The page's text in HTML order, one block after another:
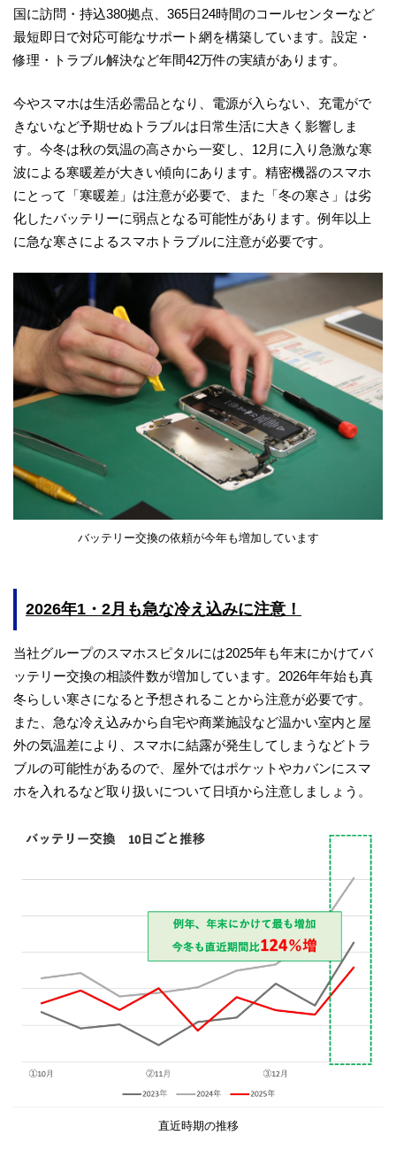
国に訪問・持込380拠点、365日24時間のコールセンターなど
最短即日で対応可能なサポート網を構築しています。設定・
修理・トラブル解決など年間42万件の実績があります。
今やスマホは生活必需品となり、電源が入らない、充電がで
きないなど予期せぬトラブルは日常生活に大きく影響しま
す。今冬は秋の気温の高さから一変し、12月に入り急激な寒
波による寒暖差が大きい傾向にあります。精密機器のスマホ
にとって「寒暖差」は注意が必要で、また「冬の寒さ」は劣
化したバッテリーに弱点となる可能性があります。例年以上
に急な寒さによるスマホトラブルに注意が必要です。
バッテリー交換の依頼が今年も増加しています
2026年1・2月も急な冷え込みに注意！
当社グループのスマホスピタルには2025年も年末にかけてバ
ッテリー交換の相談件数が増加しています。2026年年始も真
冬らしい寒さになると予想されることから注意が必要です。
また、急な冷え込みから自宅や商業施設など温かい室内と屋
外の気温差により、スマホに結露が発生してしまうなどトラ
ブルの可能性があるので、屋外ではポケットやカバンにスマ
ホを入れるなど取り扱いについて日頃から注意しましょう。
直近時期の推移